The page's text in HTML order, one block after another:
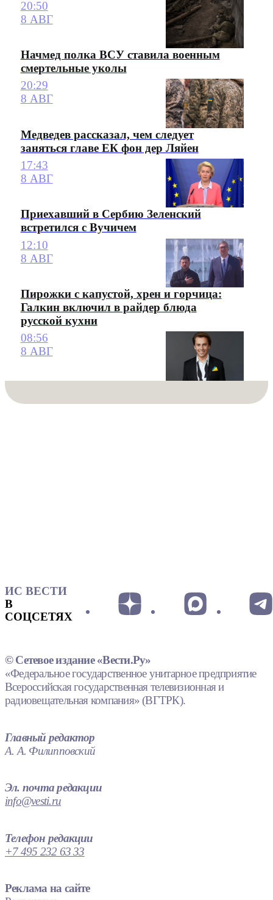
20:50
8 АВГ
Начмед полка ВСУ ставила военным
смертельные уколы
20:29
8 АВГ
Медведев рассказал, чем следует
заняться главе ЕК фон дер Ляйен
17:43
8 АВГ
Приехавший в Сербию Зеленский
встретился с Вучичем
12:10
8 АВГ
Пирожки с капустой, хрен и горчица:
Галкин включил в райдер блюда
русской кухни
08:56
8 АВГ
ИС ВЕСТИ
В
СОЦСЕТЯХ
© Сетевое издание «Вести.Ру»
«Федеральное государственное унитарное предприятие
Всероссийская государственная телевизионная и
радиовещательная компания» (ВГТРК).
Главный редактор
А. А. Филипповский
Эл. почта редакции
info@vesti.ru
Телефон редакции
+7 495 232 63 33
Реклама на сайте